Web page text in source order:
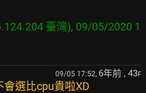
臺灣), 09/05/2020 1
09/05 17:52, 6年前 , 43F
選比cpu貴啦XD